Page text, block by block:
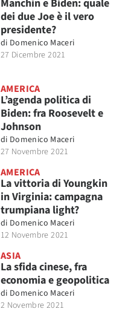
Manchin e Biden: quale
dei due Joe è il vero
presidente?
di Domenico Maceri
27 Dicembre 2021
AMERICA
L’agenda politica di
Biden: fra Roosevelt e
Johnson
di Domenico Maceri
27 Novembre 2021
AMERICA
La vittoria di Youngkin
in Virginia: campagna
trumpiana light?
di Domenico Maceri
12 Novembre 2021
ASIA
La sfida cinese, fra
economia e geopolitica
di Domenico Maceri
2 Novembre 2021